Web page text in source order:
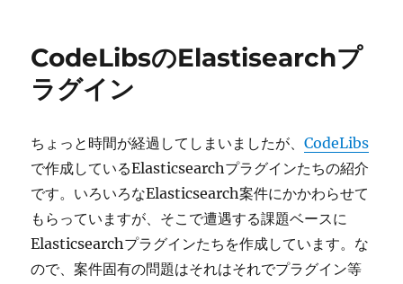
CodeLibsのElastisearchプ
ラグイン
ちょっと時間が経過してしまいましたが、CodeLibs
で作成しているElasticsearchプラグインたちの紹介
です。いろいろなElasticsearch案件にかかわらせて
もらっていますが、そこで遭遇する課題ベースに
Elasticsearchプラグインたちを作成しています。な
ので、案件固有の問題はそれはそれでプラグイン等